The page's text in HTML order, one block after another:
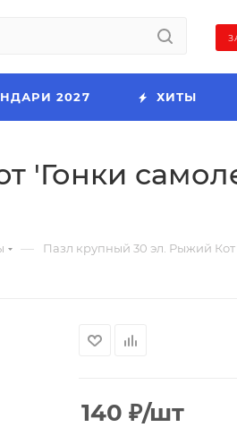
2027 ХИТЫ
— Пазл крупный 30 эл. Рыжий Кот
140 ₽/шт